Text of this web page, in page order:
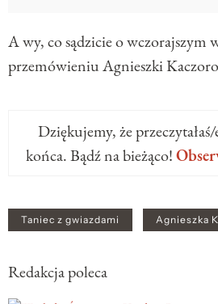
A wy, co sądzicie o wczorajszym
przemówieniu Agnieszki
Dziękujemy, że
końca. Bądź na bieżąco!
Taniec z gwiazdami Agnieszka
Redakcja poleca